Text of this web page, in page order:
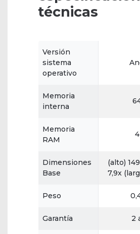
técnicas
Versión
sistema
operativo
Memoria
interna
Memoria
RAM
Dimensiones
Base
(alto)
7,9x
Peso
Garantía 2